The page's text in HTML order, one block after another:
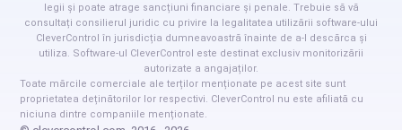
legii și poate atrage sancțiuni financiare și penale. Trebuie să vă
consultați consilierul juridic cu privire la legalitatea utilizării software-ului
CleverControl în jurisdicția dumneavoastră înainte de a-l descărca și
utiliza. Software-ul CleverControl este destinat exclusiv monitorizării
autorizate a angajaților.
Toate mărcile comerciale ale terților menționate pe acest site sunt
proprietatea deținătorilor lor respectivi. CleverControl nu este afiliată cu
niciuna dintre companiile menționate.